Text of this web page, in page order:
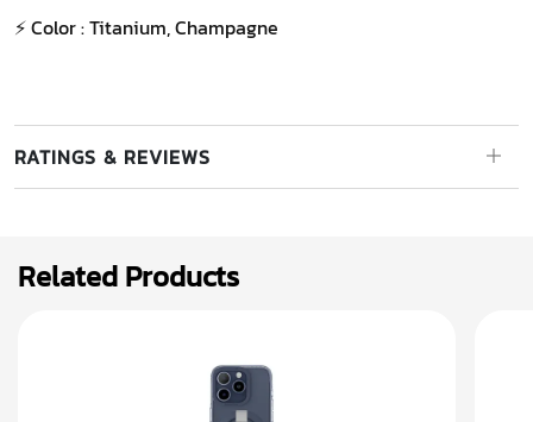
⚡ Color : Titanium, Champagne
RATINGS & REVIEWS
Related Products